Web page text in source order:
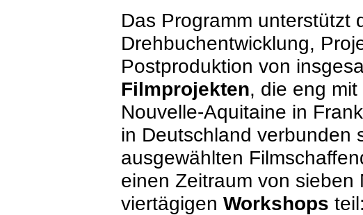
Das Programm unterstützt
Drehbuchentwicklung,
Postproduktion von
Filmprojekten, die eng
Nouvelle-Aquitaine in
in Deutschland verbunden
ausgewählten
einen Zeitraum von sieben
viertägigenWorkshops